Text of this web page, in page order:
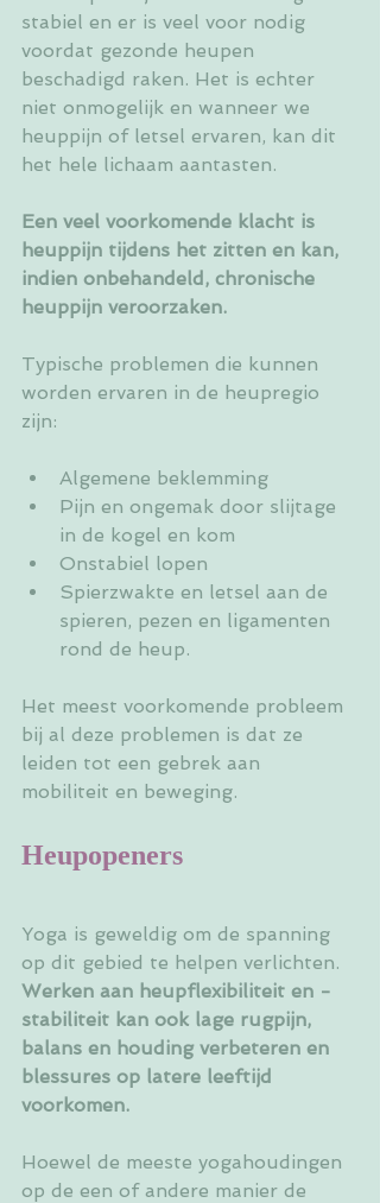
stabiel en er is veel voor nodig
voordat gezonde heupen
beschadigd raken. Het is echter
niet onmogelijk en wanneer we
heuppijn of letsel ervaren, kan dit
het hele lichaam aantasten.
Een veel voorkomende klacht is
heuppijn tijdens het zitten en kan,
indien onbehandeld, chronische
heuppijn veroorzaken.
Typische problemen die kunnen
worden ervaren in de heupregio
zijn:
Algemene beklemming
Pijn en ongemak door slijtage
in de kogel en kom
Onstabiel lopen
Spierzwakte en letsel aan de
spieren, pezen en ligamenten
rond de heup.
Het meest voorkomende probleem
bij al deze problemen is dat ze
leiden tot een gebrek aan
mobiliteit en beweging.
Heupopeners
Yoga is geweldig om de spanning
op dit gebied te helpen verlichten.
Werken aan heupflexibiliteit en -
stabiliteit kan ook lage rugpijn,
balans en houding verbeteren en
blessures op latere leeftijd
voorkomen.
Hoewel de meeste yogahoudingen
op de een of andere manier de